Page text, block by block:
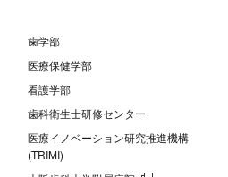
歯学部
医療保健学部
看護学部
歯科衛生士研修センター
医療イノベーション研究推進機構
(TRIMI)